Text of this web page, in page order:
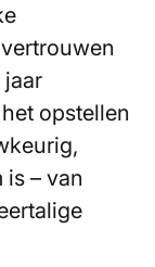
opstellen
– van